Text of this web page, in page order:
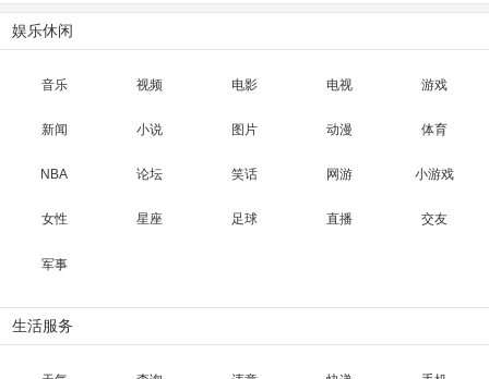
娱乐休闲
音乐 视频 电影 电视 游戏
新闻 小说 图片 动漫 体育
NBA 论坛 笑话 网游 小游戏
女性 星座 足球 直播 交友
军事
生活服务